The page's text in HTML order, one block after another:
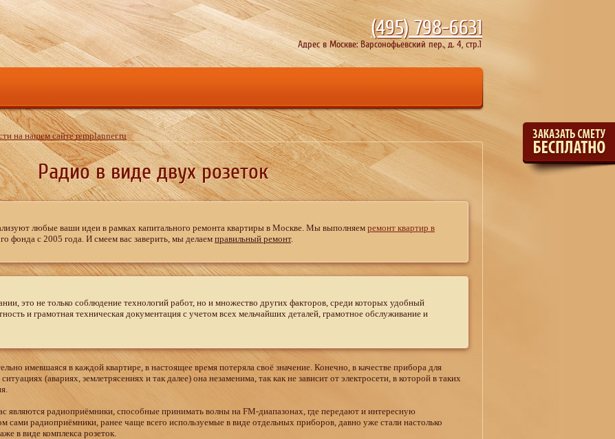
(495)798-6631
на нашем сайте remplanner.ru
Адрес в Москве: Варсонофьевский пер., д. 4, стр.1
Радио в виде двух розеток
любые ваши идеи в рамках капитального ремонта квартиры в Москве. Мы выполняем ремонт квартир в
фонда с 2005 года. И смеем вас заверить, мы делаем правильный ремонт.
это не только соблюдение технологий работ, но и множество других факторов, среди которых удобный
и грамотная техническая документация с учетом всех мельчайших деталей, грамотное обслуживание и
имевшаяся в каждой квартире, в настоящее время потеряла своё значение. Конечно, в качестве прибора для
(авариях, землетрясениях и так далее) она незаменима, так как не зависит от электросети, в которой в таких
являются радиоприёмники, способные принимать волны на FM-диапазонах, где передают и интересную
радиоприёмники, ранее чаще всего используемые в виде отдельных приборов, давно уже стали настолько
в виде комплекса розеток.